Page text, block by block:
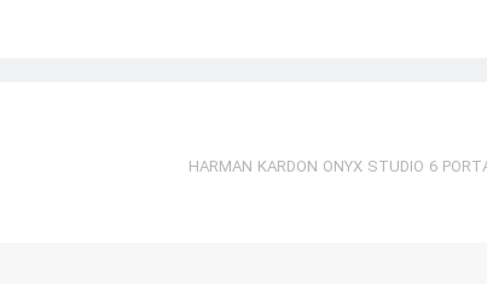
HARMAN KARDON ONYX STUDIO 6